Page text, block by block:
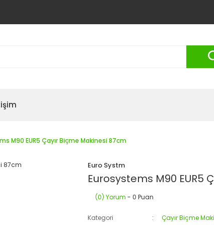
M90 EUR5 Çayır Biçme Makinesi 87cm
Euro Systm
Eurosystems M90 EUR5
(0) Yorum - 0 Puan
Kategori Çayır Biçme